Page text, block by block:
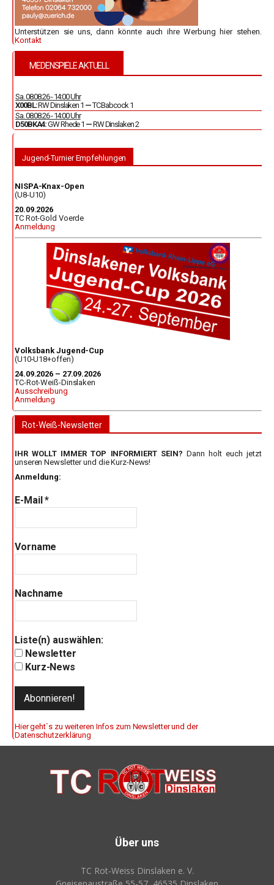
Unterstützen sie uns, dann könnte auch ihre Werbung hier stehen.
Kontakt
MEDENSPIELE AKTUELL
Sa. 08.08.26 - 14:00 Uhr
X00BL:RW Dinslaken 1 —TC Babcock 1
Sa. 08.08.26 - 14:00 Uhr
D50BKA4:GW Rhede 1 —RW Dinslaken 2
Jugend-Turnier Empfehlungen
NISPA-Knax-Open
(U8-U10)
20.09.2026
TC Rot-Gold Voerde
Anmeldung
Volksbank Jugend-Cup
(U10-U18+offen)
24.09.2026 – 27.09.2026
TC-Rot-Weiß-Dinslaken
Ausschreibung
Anmeldung
Rot-Weiß-Newsletter
IHR WOLLT IMMER TOP INFORMIERT SEIN? Dann holt euch jetzt
unseren Newsletter und die Kurz-News!
Anmeldung:
E-Mail*
Vorname
Nachname
Liste(n) auswählen:
Newsletter
Kurz-News
Hier geht`s zu weiteren Infos zum Newsletter und der
Datenschutzerklärung
Über uns
TC Rot‑Weiss Dinslaken e. V.